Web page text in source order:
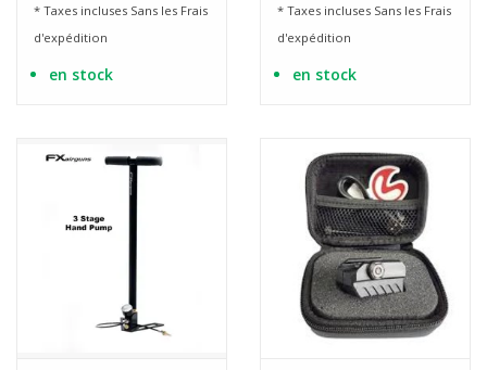
* Taxes incluses Sans les Frais
d'expédition
en stock
* Taxes incluses Sans les Frais
d'expédition
en stock